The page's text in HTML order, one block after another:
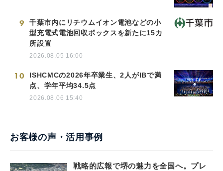
9
千葉市内にリチウムイオン電池などの小
型充電式電池回収ボックスを新たに15カ
所設置
2026.08.05 16:00
10
ISHCMCの2026年卒業生、2人がIBで満
点、学年平均34.5点
2026.08.06 15:40
お客様の声・活用事例
戦略的広報で堺の魅力を全国へ。プレ